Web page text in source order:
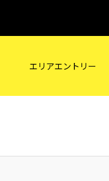
エリアエントリー